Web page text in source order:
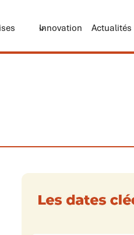
Innovation Actualités